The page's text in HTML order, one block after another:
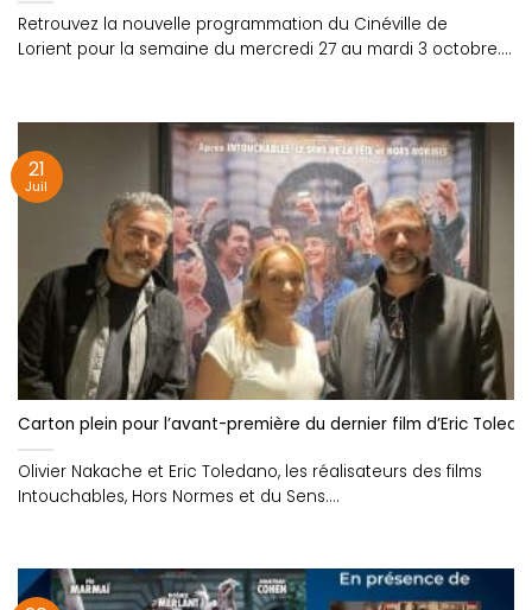
Retrouvez la nouvelle programmation du Cinéville de
Lorient pour la semaine du mercredi 27 au mardi 3 octobre....
Carton plein pour l’avant-première du dernier film d’Eric
Olivier Nakache et Eric Toledano, les réalisateurs des films
Intouchables, Hors Normes et du Sens....
21
Juil